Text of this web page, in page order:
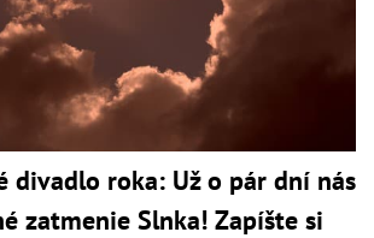
divadlo roka: Už o pár dní nás
zatmenie Slnka! Zapíšte si